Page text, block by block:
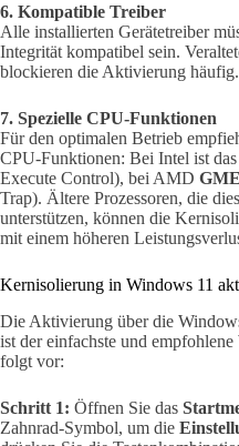
6. Kompatible Treiber
Alle installierten Gerätetreiber
Integrität kompatibel sein.
blockieren die Aktivierung häufig.
7. Spezielle CPU-Funktionen
Für den optimalen Betrieb
CPU-Funktionen: Bei Intel ist das
Execute Control), bei AMD
Trap). Ältere Prozessoren, die
unterstützen, können die
mit einem höheren
Kernisolierung in Windows 11
Die Aktivierung über die
ist der einfachste und
folgt vor:
Schritt 1: Öffnen Sie das
Zahnrad-Symbol, um die